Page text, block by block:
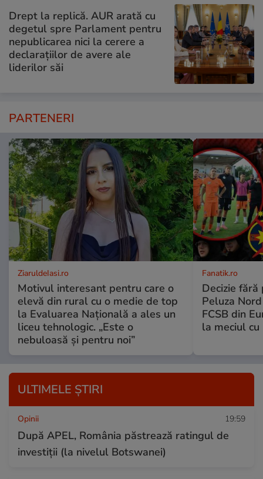
Drept la replică. AUR arată cu
degetul spre Parlament pentru
nepublicarea nici la cerere a
declarațiilor de avere ale
liderilor săi
PARTENERI
ZiaruldeIasi.ro
Motivul interesant pentru care o
elevă din rural cu o medie de top
la Evaluarea Națională a ales un
liceu tehnologic. „Este o
nebuloasă și pentru noi”
Fanatik.ro
Decizie
Peluza
FCSB din
la meciul cu
ULTIMELE ȘTIRI
Opinii 19:59
După APEL, România păstrează ratingul de
investiții (la nivelul Botswanei)